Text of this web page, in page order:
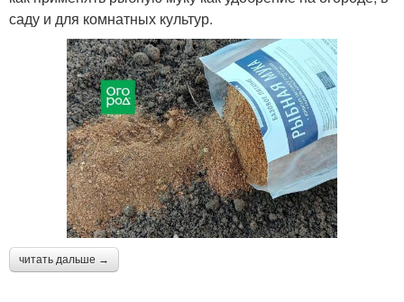
саду и для комнатных культур.
читать дальше →